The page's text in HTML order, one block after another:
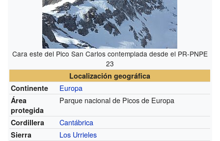
Cara este del Pico San Carlos contemplada desde el PR-PNPE
23
Localización geográfica
Continente
Europa
Área
protegida
Parque nacional de Picos de Europa
Cordillera Cantábrica
Sierra Los Urrieles